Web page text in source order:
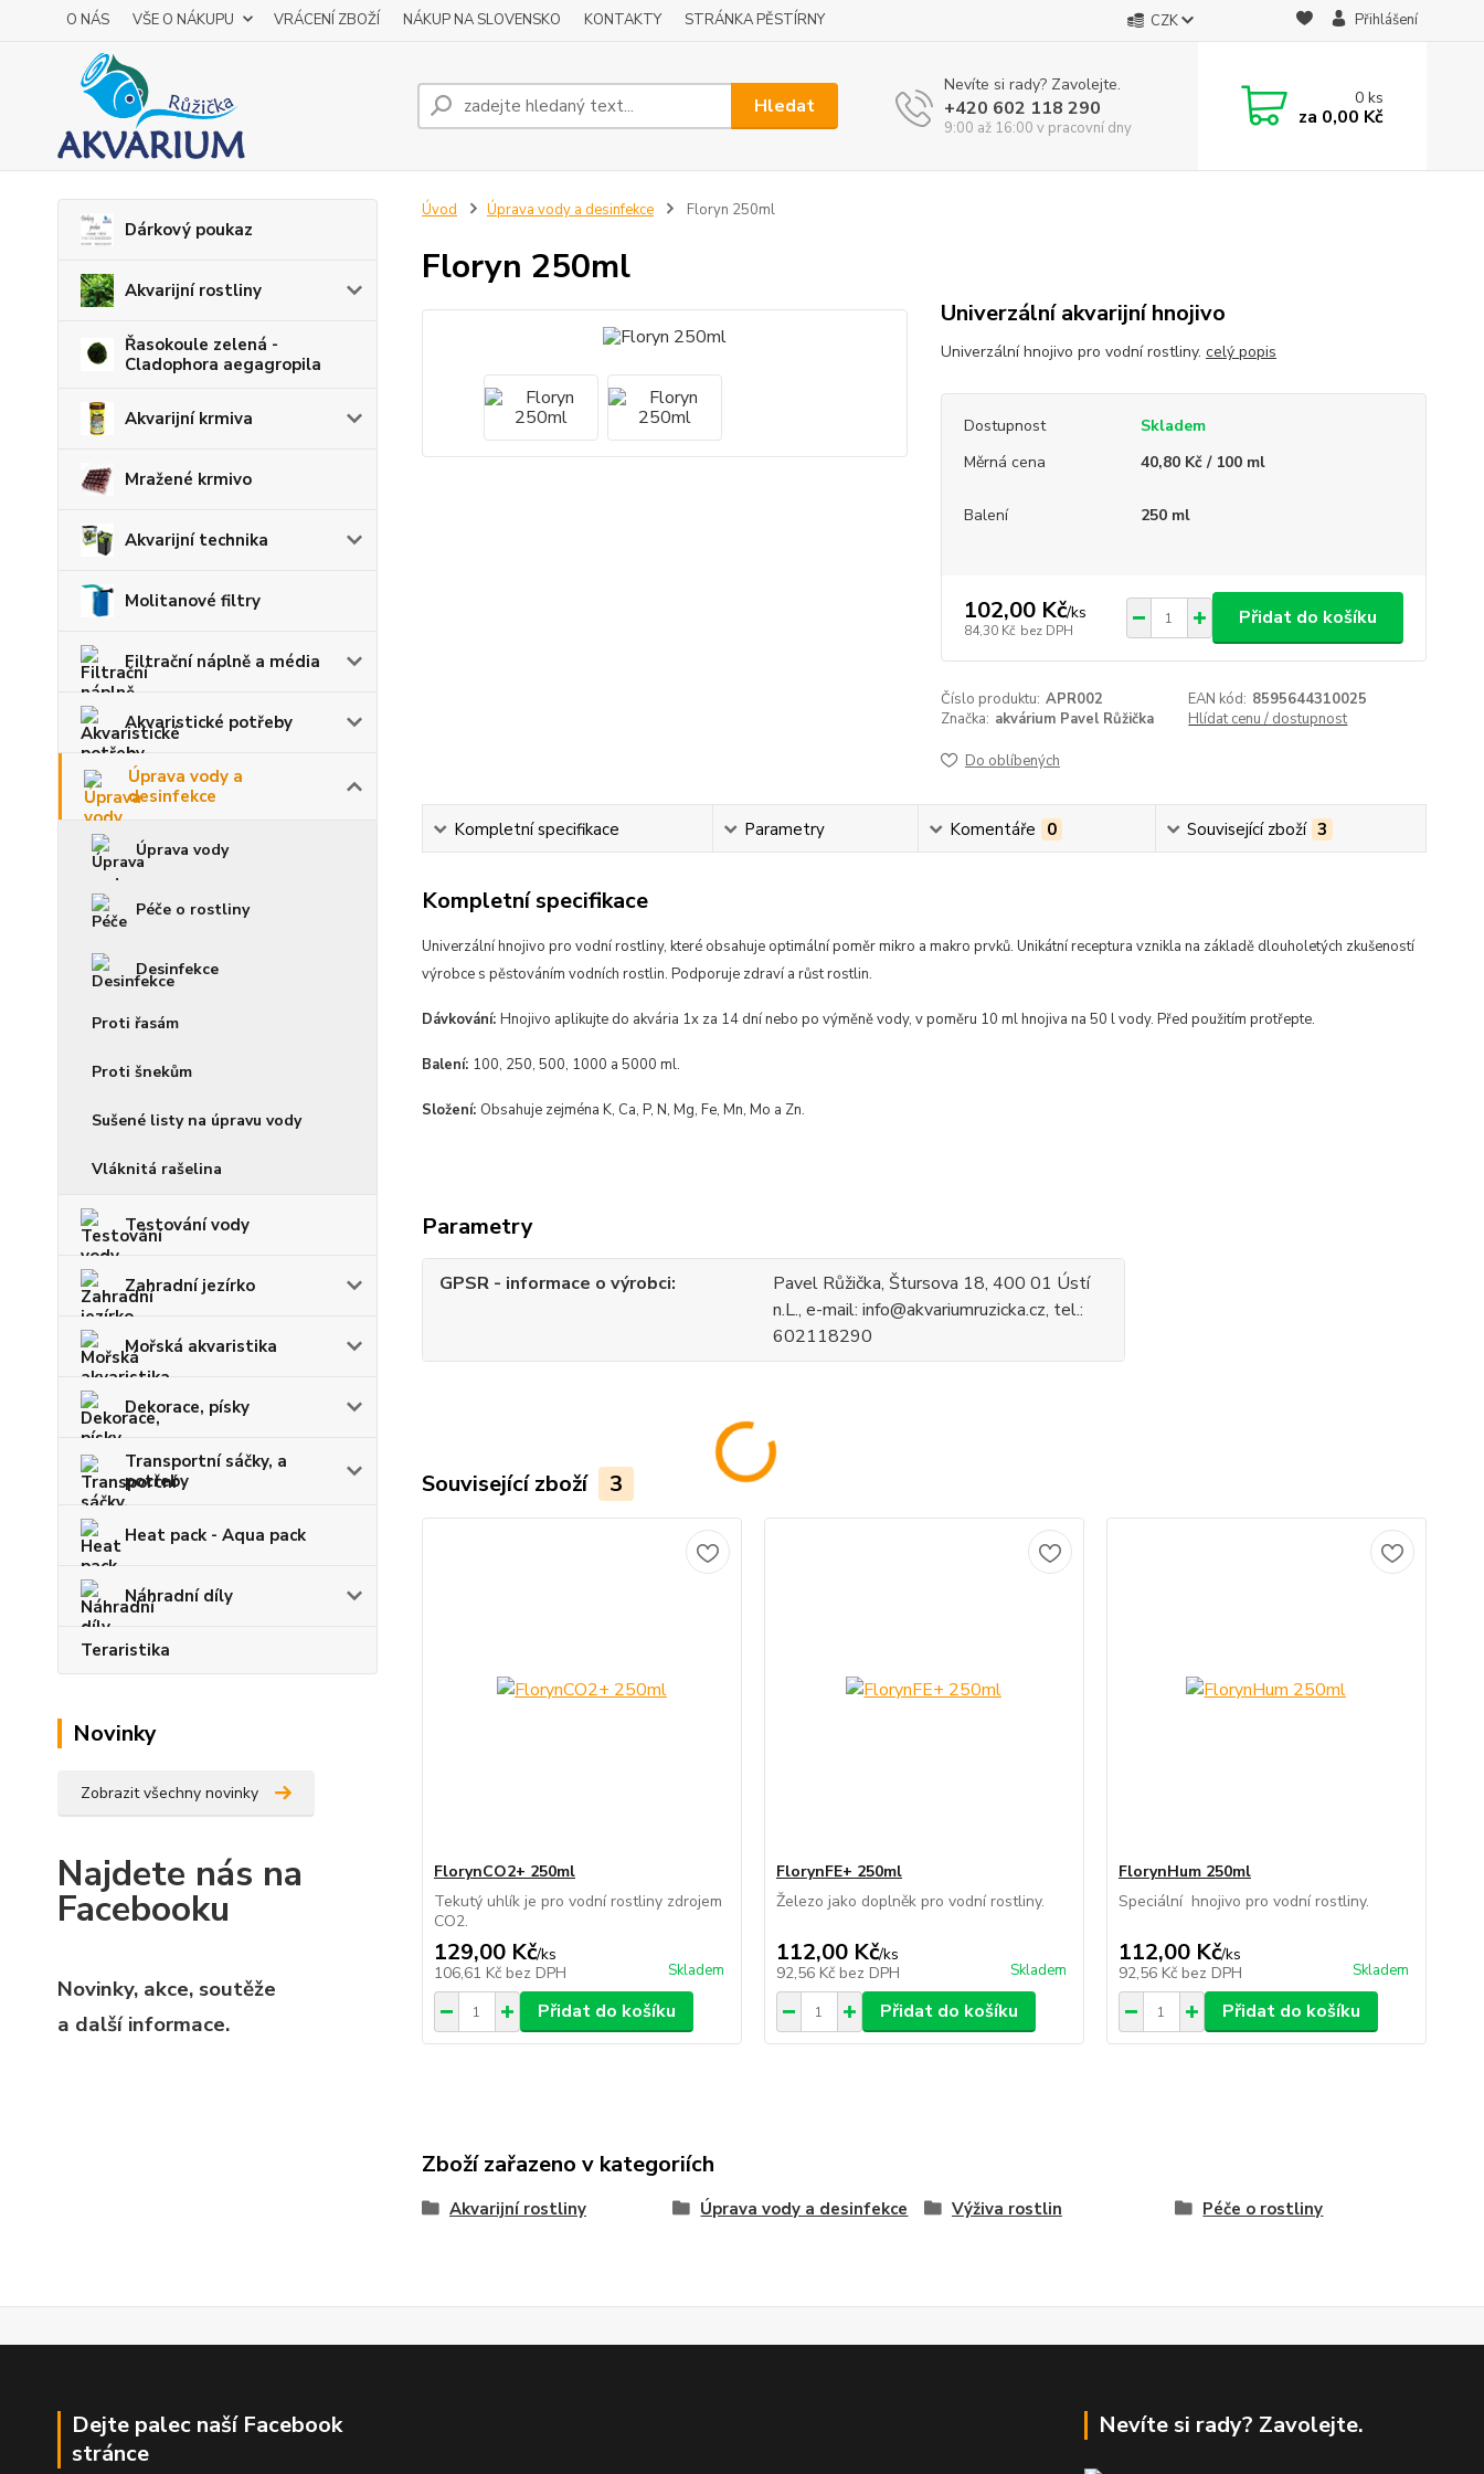
O NÁS VŠE O NÁKUPU VRÁCENÍ ZBOŽÍ NÁKUP NA SLOVENSKO KONTAKTY STRÁNKA PĚSTÍRNY CZK Přihlášení
Hledat
Nevíte si rady? Zavolejte.
+420 602 118 290
9:00 až 16:00 v pracovní dny
0ks
za 0,00 Kč
Dárkový poukaz
Akvarijní rostliny
Řasokoule zelená -
Cladophora aegagropila
Akvarijní krmiva
Mražené krmivo
Akvarijní technika
Molitanové filtry
Filtrační náplně a média
Akvaristické potřeby
Úprava vody a
desinfekce
Úprava vody
Péče o rostliny
Desinfekce
Proti řasám
Proti šnekům
Sušené listy na úpravu vody
Vláknitá rašelina
Testování vody
Zahradní jezírko
Mořská akvaristika
Dekorace, písky
Transportní sáčky, a
potřeby
Heat pack - Aqua pack
Náhradní díly
Teraristika
Novinky
Zobrazit všechny novinky
Najdete nás na
Facebooku
Novinky, akce, soutěže
a další informace.
Úvod Úprava vody a desinfekce Floryn 250ml
Floryn 250ml
Univerzální akvarijní hnojivo
Univerzální hnojivo pro vodní rostliny. celý popis
Dostupnost
Skladem
Měrná cena
40,80 Kč / 100 ml
Balení 250 ml
102,00 Kč/ks
84,30 Kč bez DPH
Přidat do košíku
Číslo produktu: APR002 EAN kód: 8595644310025
Značka: akvárium Pavel Růžička Hlídat cenu / dostupnost
Do oblíbených
Kompletní specifikace Parametry Komentáře 0 Související zboží 3
Kompletní specifikace
Univerzální hnojivo pro vodní rostliny, které obsahuje optimální poměr mikro a makro prvků. Unikátní receptura vznikla na základě dlouholetých zkušeností
výrobce s pěstováním vodních rostlin. Podporuje zdraví a růst rostlin.
Dávkování: Hnojivo aplikujte do akvária 1x za 14 dní nebo po výměně vody, v poměru 10 ml hnojiva na 50 l vody. Před použitím protřepte.
Balení: 100, 250, 500, 1000 a 5000 ml.
Složení: Obsahuje zejména K, Ca, P, N, Mg, Fe, Mn, Mo a Zn.
Parametry
GPSR - informace o výrobci
Pavel Růžička, Štursova 18, 400 01 Ústí
n.L., e-mail: info@akvariumruzicka.cz, tel.:
602118290
Související zboží 3
FlorynCO2+ 250ml
Tekutý uhlík je pro vodní rostliny zdrojem
CO2.
129,00 Kč/ks
106,61 Kč bez DPH Skladem
Přidat do košíku
FlorynFE+ 250ml
Železo jako doplněk pro vodní rostliny.
112,00 Kč/ks
92,56 Kč bez DPH Skladem
Přidat do košíku
FlorynHum 250ml
Speciální hnojivo pro vodní rostliny.
112,00 Kč/ks
92,56 Kč bez DPH Skladem
Přidat do košíku
Zboží zařazeno v kategoriích
Akvarijní rostliny Úprava vody a desinfekce Výživa rostlin Péče o rostliny
Dejte palec naší Facebook
stránce
Nevíte si rady? Zavolejte.